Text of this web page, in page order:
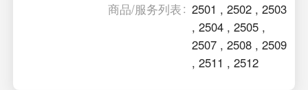
商品/服务列表
2501 ,2502 ,2503
,2504 ,2505 ,
2507 ,2508 ,2509
,2511 ,2512